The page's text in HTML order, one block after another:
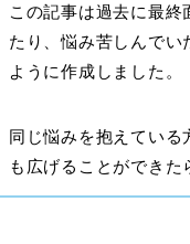
この記事は過去に最終
たり、悩み苦しんでい
ように作成しました。
同じ悩みを抱えている
も広げることができた